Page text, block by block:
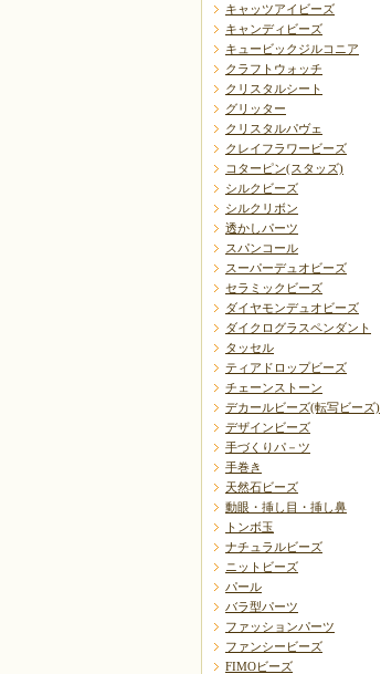
キャッツアイビーズ
キャンディビーズ
キュービックジルコニア
クラフトウォッチ
クリスタルシート
グリッター
クリスタルパヴェ
クレイフラワービーズ
コターピン(スタッズ)
シルクビーズ
シルクリボン
透かしパーツ
スパンコール
スーパーデュオビーズ
セラミックビーズ
ダイヤモンデュオビーズ
ダイクログラスペンダント
タッセル
ティアドロップビーズ
チェーンストーン
デカールビーズ(転写ビーズ)
デザインビーズ
手づくりパ－ツ
手巻き
天然石ビーズ
動眼・挿し目・挿し鼻
トンボ玉
ナチュラルビーズ
ニットビーズ
パール
バラ型パーツ
ファッションパーツ
ファンシービーズ
FIMOビーズ